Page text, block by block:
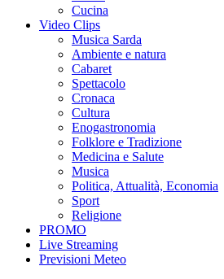
Cucina
Video Clips
Musica Sarda
Ambiente e natura
Cabaret
Spettacolo
Cronaca
Cultura
Enogastronomia
Folklore e Tradizione
Medicina e Salute
Musica
Politica, Attualità, Economia
Sport
Religione
PROMO
Live Streaming
Previsioni Meteo